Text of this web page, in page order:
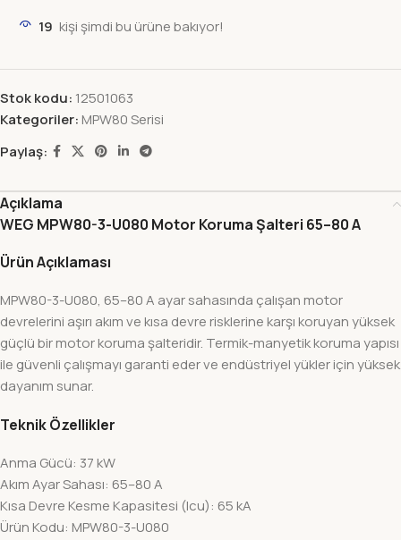
19 kişi şimdi bu ürüne bakıyor!
Stok kodu: 12501063
Kategoriler: MPW80 Serisi
Paylaş:
Açıklama
WEG MPW80-3-U080 Motor Koruma Şalteri 65–80 A
Ürün Açıklaması
MPW80-3-U080, 65–80 A ayar sahasında çalışan motor
devrelerini aşırı akım ve kısa devre risklerine karşı koruyan yüksek
güçlü bir motor koruma şalteridir. Termik-manyetik koruma yapısı
ile güvenli çalışmayı garanti eder ve endüstriyel yükler için yüksek
dayanım sunar.
Teknik Özellikler
Anma Gücü: 37 kW
Akım Ayar Sahası: 65–80 A
Kısa Devre Kesme Kapasitesi (Icu): 65 kA
Ürün Kodu: MPW80-3-U080